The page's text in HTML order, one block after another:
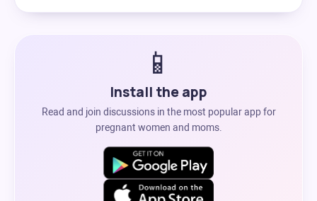
📱
Install the app
Read and join discussions in the most popular app for
pregnant women and moms.